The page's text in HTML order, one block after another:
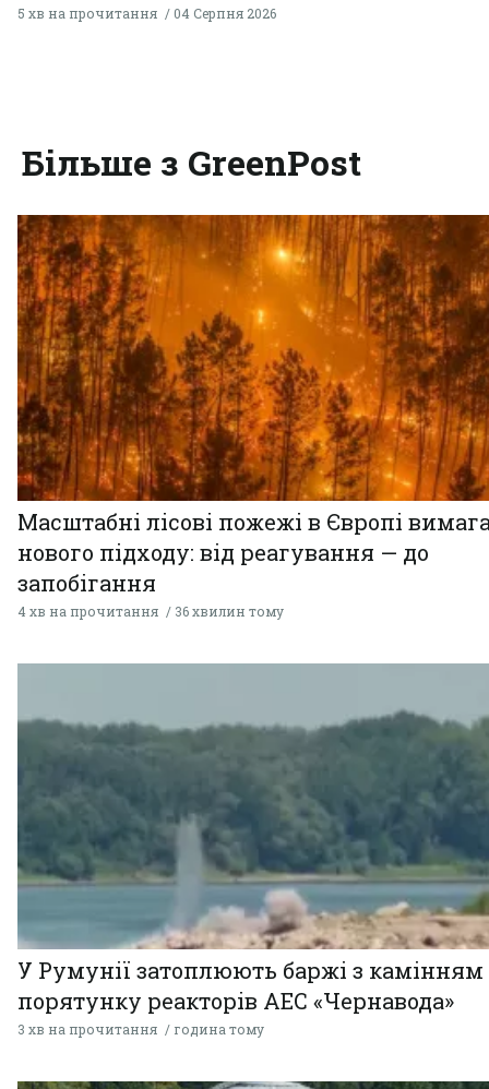
5 хв на прочитання 04 Серпня 2026
Більше з GreenPost
Масштабні лісові пожежі в Європі
нового підходу: від реагування — до
запобігання
4 хв на прочитання 36 хвилин тому
У Румунії затоплюють баржі з
порятунку реакторів АЕС «Чернавода»
3 хв на прочитання година тому